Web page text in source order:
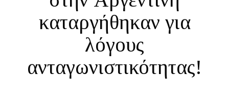
καταργήθηκαν για
λόγους
ανταγωνιστικότητας!